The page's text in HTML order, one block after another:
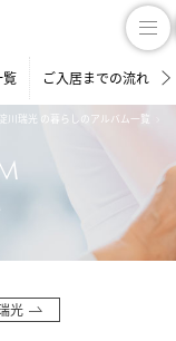
覧 ご入居までの流れ
川瑞光 の暮らしのアルバム一覧
光